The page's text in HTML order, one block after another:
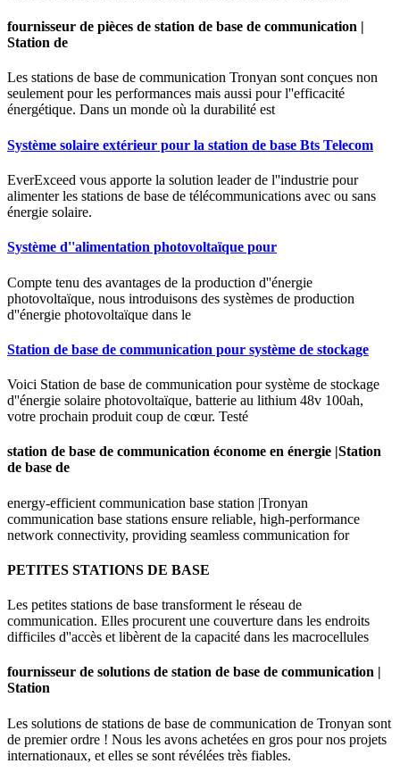
fournisseur de pièces de station de base de communication |
Station de
Les stations de base de communication Tronyan sont conçues non
seulement pour les performances mais aussi pour l''efficacité
énergétique. Dans un monde où la durabilité est
Système solaire extérieur pour la station de base Bts Telecom
EverExceed vous apporte la solution leader de l''industrie pour
alimenter les stations de base de télécommunications avec ou sans
énergie solaire.
Système d''alimentation photovoltaïque pour
Compte tenu des avantages de la production d''énergie
photovoltaïque, nous introduisons des systèmes de production
d''énergie photovoltaïque dans le
Station de base de communication pour système de stockage
Voici Station de base de communication pour système de stockage
d''énergie solaire photovoltaïque, batterie au lithium 48v 100ah,
votre prochain produit coup de cœur. Testé
station de base de communication économe en énergie |Station
de base de
energy-efficient communication base station |Tronyan
communication base stations ensure reliable, high-performance
network connectivity, providing seamless communication for
PETITES STATIONS DE BASE
Les petites stations de base transforment le réseau de
communication. Elles procurent une couverture dans les endroits
difficiles d''accès et libèrent de la capacité dans les macrocellules
fournisseur de solutions de station de base de communication |
Station
Les solutions de stations de base de communication de Tronyan sont
de premier ordre ! Nous les avons achetées en gros pour nos projets
internationaux, et elles se sont révélées très fiables.